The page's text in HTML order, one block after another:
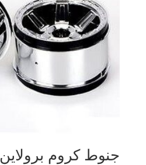
جنوط كروم برولاين 2.8